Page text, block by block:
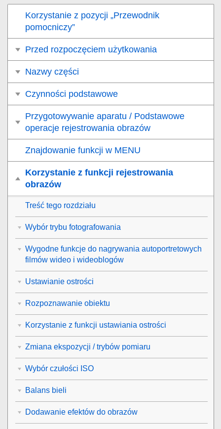
Korzystanie z pozycji „Przewodnik
pomocniczy”
Przed rozpoczęciem użytkowania
Nazwy części
Czynności podstawowe
Przygotowywanie aparatu / Podstawowe
operacje rejestrowania obrazów
Znajdowanie funkcji w MENU
Korzystanie z funkcji rejestrowania
obrazów
Treść tego rozdziału
Wybór trybu fotografowania
Wygodne funkcje do nagrywania autoportretowych
filmów wideo i wideoblogów
Ustawianie ostrości
Rozpoznawanie obiektu
Korzystanie z funkcji ustawiania ostrości
Zmiana ekspozycji / trybów pomiaru
Wybór czułości ISO
Balans bieli
Dodawanie efektów do obrazów